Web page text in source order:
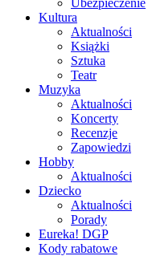
Ubezpieczenie
Kultura
Aktualności
Książki
Sztuka
Teatr
Muzyka
Aktualności
Koncerty
Recenzje
Zapowiedzi
Hobby
Aktualności
Dziecko
Aktualności
Porady
Eureka! DGP
Kody rabatowe